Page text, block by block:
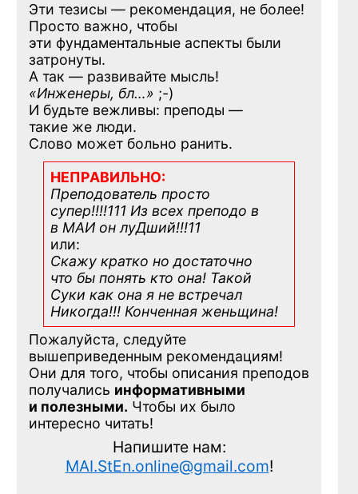
Эти тезисы — рекомендация, не более!
Просто важно, чтобы
эти фундаментальные аспекты были
затронуты.
А так — развивайте мысль!
«Инженеры, бл…» ;-)
И будьте вежливы: преподы —
такие же люди.
Слово может больно ранить.
НЕПРАВИЛЬНО:
Преподователь просто
супер!!!!111 Из всех преподо в
в МАИ он луДший!!!11
или:
Скажу кратко но достаточно
что бы понять кто она! Такой
Суки как она я не встречал
Никогда!!! Конченная женьщина!
Пожалуйста, следуйте
вышеприведенным рекомендациям!
Они для того, чтобы описания преподов
получались информативными
и полезными. Чтобы их было
интересно читать!
Напишите нам:
MAI.StEn.online@gmail.com!